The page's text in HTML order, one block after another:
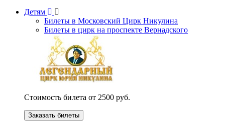
Детям
Билеты в Московский Цирк Никулина
Билеты в цирк на проспекте Вернадского
Стоимость билета от 2500 руб.
Заказать билеты